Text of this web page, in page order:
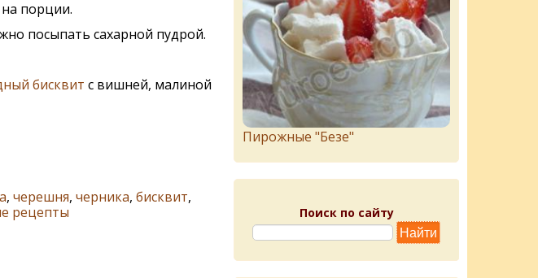
порции.
посыпать сахарной пудрой.
бисквит с вишней, малиной
, черешня, черника, бисквит,
рецепты
Пирожныe "Бeзe"
Поиск по сайту